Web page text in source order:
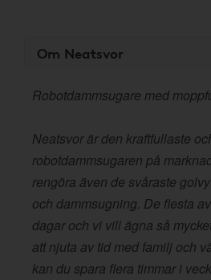
Om Neatsvor
Robotdammsugare med
Neatsvor är den kraftfullaste
robotdammsugaren på
rengöra även de svåraste
och dammsugning. De flesta
dagar och vi vill ägna så
att njuta av tid med familj och
kan du spara flera timmar i